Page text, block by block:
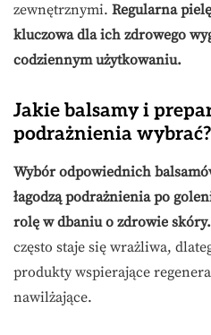
zewnętrznymi. Regularna
kluczowa dla ich zdrowego
codziennym użytkowaniu.
Jakie balsamy i
podrażnienia wybrać?
Wybór odpowiednich
łagodzą podrażnienia po
rolę w dbaniu o zdrowie skóry.
często staje się wrażliwa,
produkty wspierające
nawilżające.